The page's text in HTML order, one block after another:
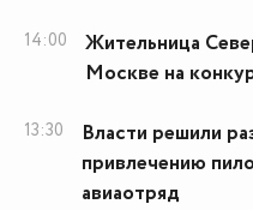
14:00
Жительница
Москве на
13:30
Власти решили
привлечению
авиаотряд